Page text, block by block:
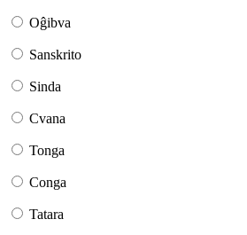
Oĝibva
Sanskrito
Sinda
Cvana
Tonga
Conga
Tatara